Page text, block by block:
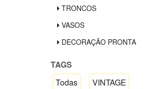
TRONCOS
VASOS
DECORAÇÃO PRONTA
TAGS
Todas
VINTAGE